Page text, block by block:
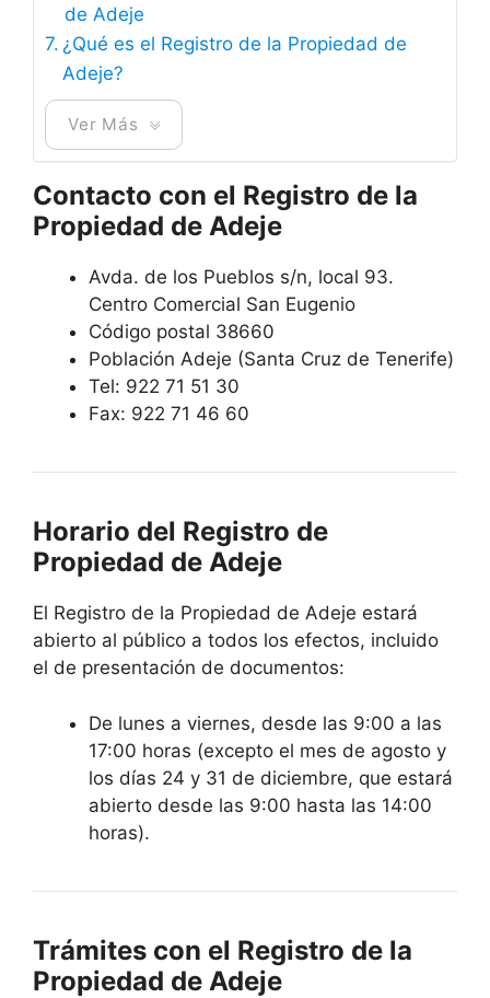
de Adeje
¿Qué es el Registro de la Propiedad de
Adeje?
Ver Más
Contacto con el Registro de la
Propiedad de Adeje
Avda. de los Pueblos s/n, local 93.
Centro Comercial San Eugenio
Código postal 38660
Población Adeje (Santa Cruz de Tenerife)
Tel: 922 71 51 30
Fax: 922 71 46 60
Horario del Registro de
Propiedad de Adeje
El Registro de la Propiedad de Adeje estará
abierto al público a todos los efectos, incluido
el de presentación de documentos:
De lunes a viernes, desde las 9:00 a las
17:00 horas (excepto el mes de agosto y
los días 24 y 31 de diciembre, que estará
abierto desde las 9:00 hasta las 14:00
horas).
Trámites con el Registro de la
Propiedad de Adeje